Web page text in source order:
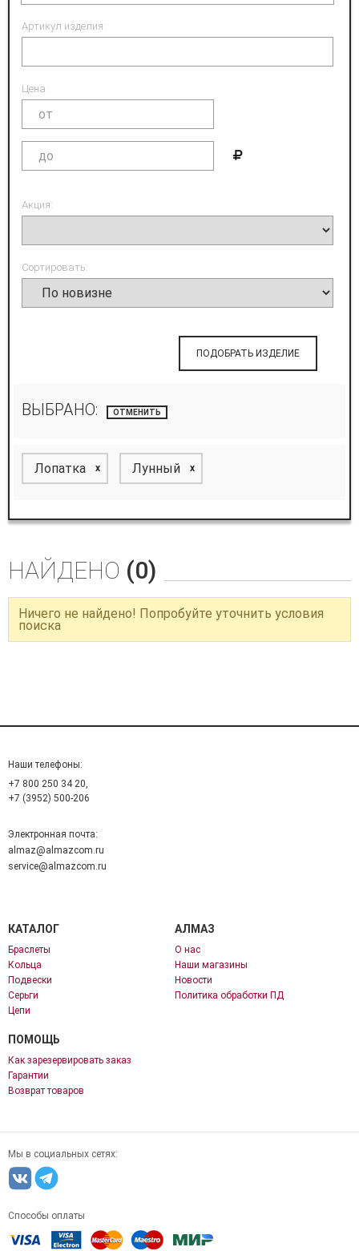
Артикул изделия:
Цена:
Акция:
Сортировать:
ПОДОБРАТЬ ИЗДЕЛИЕ
ВЫБРАНО: ОТМЕНИТЬ
Лопатка x Лунный x
НАЙДЕНО (0)
Ничего не найдено! Попробуйте уточнить условия
поиска
Наши телефоны:
+7 800 250 34 20,
+7 (3952) 500-206
Электронная почта:
almaz@almazcom.ru
service@almazcom.ru
КАТАЛОГ
Браслеты
Кольца
Подвески
Серьги
Цепи
АЛМАЗ
О нас
Наши магазины
Новости
Политика обработки ПД
ПОМОЩЬ
Как зарезервировать заказ
Гарантии
Возврат товаров
Мы в социальных сетях:
Способы оплаты